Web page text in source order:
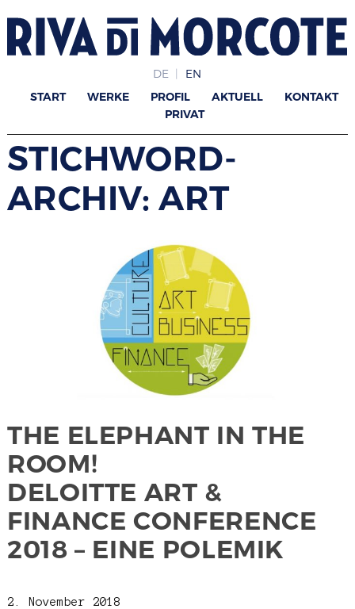
DE EN
START WERKE PROFIL AKTUELL
KONTAKT
PRIVAT
STICHWORD-
ARCHIV: ART
THE ELEPHANT IN THE
ROOM!
DELOITTE ART &
FINANCE CONFERENCE
2018 – EINE POLEMIK
2. November 2018